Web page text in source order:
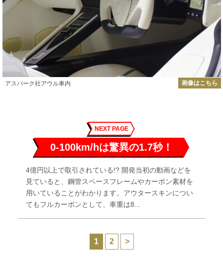
アスパーク社アウル車内 画像はこちら
NEXT PAGE
0-100km/hは驚異の1.7秒！
4億円以上で取引されている!? 開発当初の動画などを
見ていると、鋼管スペースフレームやカーボン素材を
用いていることがわかります。アウタースキンについ
てもフルカーボンとして、車重は8...
1 2 >